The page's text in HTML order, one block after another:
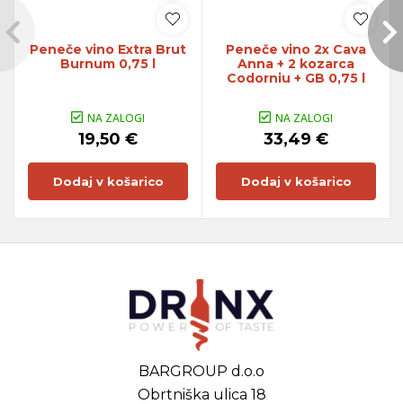
Peneče vino Extra Brut
Burnum 0,75 l
NA ZALOGI
19,50 €
Dodaj v košarico
Peneče vino 2x Cava
Anna + 2 kozarca
Codorniu + GB 0,75 l
NA ZALOGI
33,49 €
Dodaj v košarico
BARGROUP d.o.o
Obrtniška ulica 18